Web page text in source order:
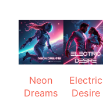
Neon
Dreams
Electric
Desire